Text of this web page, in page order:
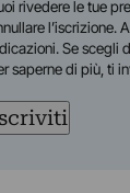
rivedere le tue
l’iscrizione.
Se scegli
saperne di più, ti